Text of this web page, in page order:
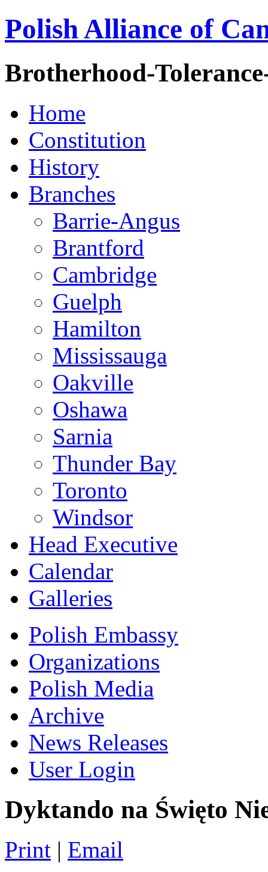
Polish Alliance of
Brotherhood-
Home
Constitution
History
Branches
Barrie-Angus
Brantford
Cambridge
Guelph
Hamilton
Mississauga
Oakville
Oshawa
Sarnia
Thunder Bay
Toronto
Windsor
Head Executive
Calendar
Galleries
Polish Embassy
Organizations
Polish Media
Archive
News Releases
User Login
Dyktando na Święto
Print | Email